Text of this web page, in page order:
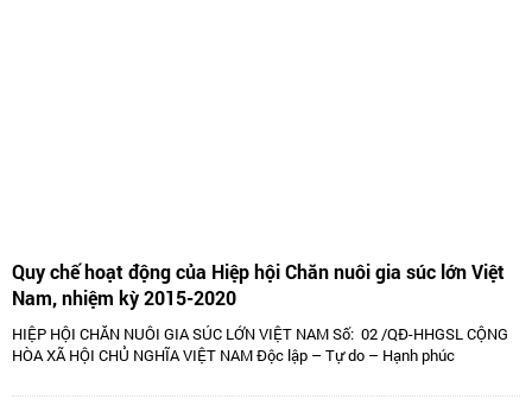
Quy chế hoạt động của Hiệp hội Chăn nuôi gia súc lớn Việt
Nam, nhiệm kỳ 2015-2020
HIỆP HỘI CHĂN NUÔI GIA SÚC LỚN VIỆT NAM Số: 02 /QĐ-HHGSL CỘNG
HÒA XÃ HỘI CHỦ NGHĨA VIỆT NAM Độc lập – Tự do – Hạnh phúc